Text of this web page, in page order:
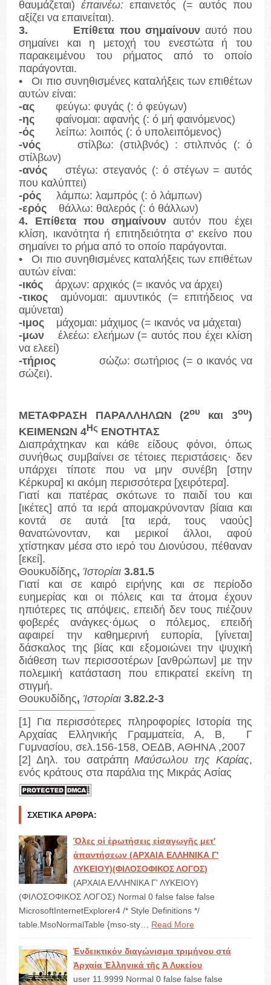
θαυμάζεται)έπαινέω:επαινετός (= αυτός που
αξίζει να επαινείται).
3.
Επίθετα που σημαίνουναυτό που
σημαίνει και η μετοχή του ενεστώτα ή του
παρακειμένου του ρήματος από το οποίο
παράγονται.
•
Οι πιο συνηθισμένες καταλήξεις των επιθέτων
αυτών είναι:
-ας
φεύγω: φυγάς (: ό φεύγων)
-ης
φαίνομαι: αφανής (: ό μή φαινόμενος)
-ός
λείπω: λοιπός (: ό υπολειπόμενος)
-νός
στίλβω: (στιλβνός) : στιλπνός (: ό
στίλβων)
-ανός
στέγω: στεγανός (: ό στέγων = αυτός
που καλύπτει)
-ρός
λάμπω: λαμπρός (: ό λάμπων)
-ερός
θάλλω: θαλερός (: ό θάλλων)
4. Επίθετα που σημαίνουναυτόν που έχει
κλίση, ικανότητα ή επιτηδειότητα σ' εκείνο που
σημαίνει το ρήμα από το οποίο παράγονται.
•
Οι πιο συνηθισμένες καταλήξεις των επιθέτων
αυτών είναι:
-ικός
άρχων: αρχικός (= ικανός να άρχει)
-τικος
αμύνομαι: αμυντικός (= επιτήδειος να
αμύνεται)
-ιμος
μάχομαι: μάχιμος (= ικανός να μάχεται)
-μων
έλεέω: ελεήμων (= αυτός που έχει κλίση
να ελεεί)
-τήριος
σώζω: σωτήριος (= ο ικανός να
σώζει).
ΜΕΤΑΦΡΑΣΗ ΠΑΡΑΛΛΗΛΩΝ (2ου και 3ου)
ΚΕΙΜΕΝΩΝ 4Ης ΕΝΟΤΗΤΑΣ
Διαπράχτηκαν και κάθε είδους φόνοι, όπως
συνήθως συμβαίνει σε τέτοιες περιστάσεις· δεν
υπάρχει τίποτε που να μην συνέβη [στην
Κέρκυρα] κι ακόμη περισσότερα [χειρότερα].
Γιατί και πατέρας σκότωνε το παιδί του και
[ικέτες] από τα ιερά απομακρύνονταν βίαια και
κοντά σε αυτά [τα ιερά, τους ναούς]
θανατώνονταν, και μερικοί άλλοι, αφού
χτίστηκαν μέσα στο ιερό του Διονύσου, πέθαναν
[εκεί].
Θουκυδίδης,Ίστορίαι3.81.5
Γιατί και σε καιρό ειρήνης και σε περίοδο
ευημερίας και οι πόλεις και τα άτομα έχουν
ηπιότερες τις απόψεις, επειδή δεν τους πιέζουν
φοβερές ανάγκες·όμως ο πόλεμος, επειδή
αφαιρεί την καθημερινή ευπορία, [γίνεται]
δάσκαλος της βίας και εξομοιώνει την ψυχική
διάθεση των περισσοτέρων [ανθρώπων] με την
πολεμική κατάσταση που επικρατεί εκείνη τη
στιγμή.
Θουκυδίδης,Ίστορίαι3.82.2-3
[1]
Για περισσότερες πληροφορίες Ιστορία της
Αρχαίας Ελληνικής Γραμματεία, Α, Β, Γ
Γυμνασίου, σελ.156-158, ΟΕΔΒ, ΑΘΗΝΑ ,2007
[2] Δηλ. του σατράπηΜαύσωλου της Καρίας,
ενός κράτους στα παράλια της Μικράς Ασίας
ΣΧΕΤΙΚΆ ΆΡΘΡΑ:
Ὅλες οἱ ἐρωτήσεις εἰσαγωγῆς μετ'
ἀπαντήσεων (ΑΡΧΑΙΑ ΕΛΛΗΝΙΚΑ Γ'
ΛΥΚΕΙΟΥ)(ΦΙΛΟΣΟΦΙΚΟΣ ΛΟΓΟΣ)
(ΑΡΧΑΙΑ ΕΛΛΗΝΙΚΑ Γ' ΛΥΚΕΙΟΥ)
(ΦΙΛΟΣΟΦΙΚΟΣ ΛΟΓΟΣ) Normal 0 false false false
MicrosoftInternetExplorer4 /* Style Definitions */
table.MsoNormalTable {mso-sty…
Read More
Ἐνδεικτικόν διαγώνισμα τριμήνου στά
Ἀρχαία Ἑλληνικά τῆς Ἀ Λυκείου
user 11.9999 Normal 0 false false false